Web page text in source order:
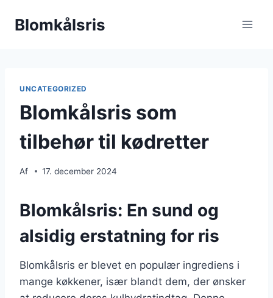
Blomkålsris
UNCATEGORIZED
Blomkålsris som
tilbehør til kødretter
Af 17. december 2024
Blomkålsris: En sund og
alsidig erstatning for ris
Blomkålsris er blevet en populær ingrediens i
mange køkkener, især blandt dem, der ønsker